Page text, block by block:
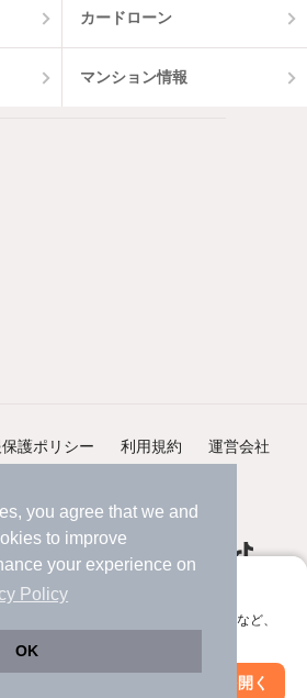
you agree that we and
to improve
your experience on
Policy
OK
て、サクサクお部屋探し
使える。マップ検索やお気に入り保存など、
アプリを開く
絞り込み条件を変更
カードローン
マンション情報
護ポリシー 利用規約 運営会社
Lifestyle Co., Ltd.